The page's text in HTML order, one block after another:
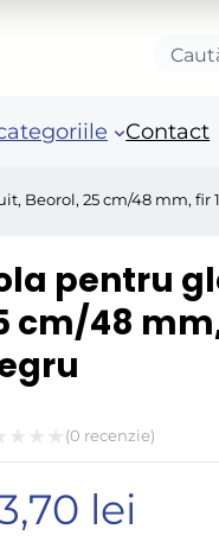
Caută
și remorci
Contact
Beorol, 25 cm/48 mm, fir
pentru
cm/48
(0 recenzie)
lei